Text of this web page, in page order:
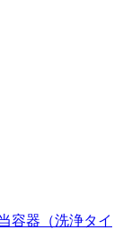
容器（洗浄タイ